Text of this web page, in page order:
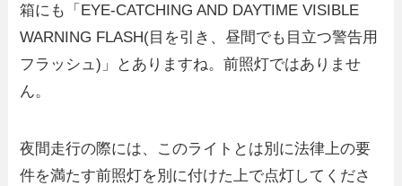
箱にも「EYE-CATCHING AND DAYTIME VISIBLE
WARNING FLASH(目を引き、昼間でも目立つ警告用
フラッシュ)」とありますね。前照灯ではありませ
ん。
夜間走行の際には、このライトとは別に法律上の要
件を満たす前照灯を別に付けた上で点灯してくださ